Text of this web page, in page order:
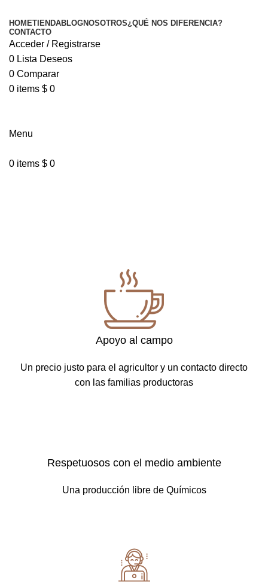
HOMETIENDABLOGNOSOTROS¿QUÉ NOS DIFERENCIA?
CONTACTO
Acceder / Registrarse
0 Lista Deseos
0 Comparar
0 items $ 0
Menu
0 items $ 0
Apoyo al campo
Un precio justo para el agricultor y un contacto directo
con las familias productoras
Respetuosos con el medio ambiente
Una producción libre de Químicos